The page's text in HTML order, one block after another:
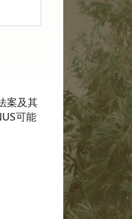
案及其
可能